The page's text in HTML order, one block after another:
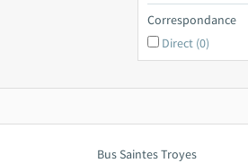
Correspondance
Direct (0)
Bus Saintes Troyes